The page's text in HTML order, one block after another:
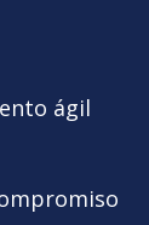
ágil